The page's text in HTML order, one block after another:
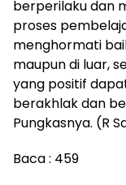
berperilaku dan
proses
menghormati
maupun di luar,
yang positif
berakhlak dan
Pungkasnya. (R
Baca : 459